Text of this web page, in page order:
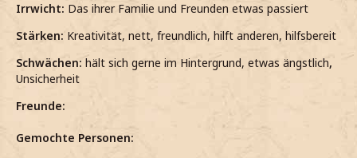
Irrwicht: Das ihrer Familie und Freunden etwas passiert
Stärken: Kreativität, nett, freundlich, hilft anderen, hilfsbereit
Schwächen: hält sich gerne im Hintergrund, etwas ängstlich,
Unsicherheit
Freunde:
Gemochte Personen: